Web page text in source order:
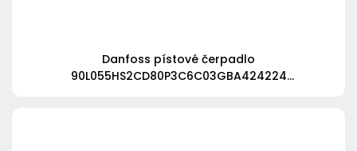
Danfoss pístové čerpadlo
90L055HS2CD80P3C6C03GBA424224